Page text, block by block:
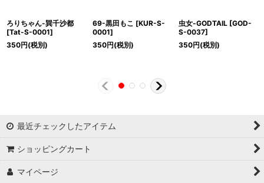
ろりちゃん-巽千沙都
[Tat-S-0001]
350円(税別)
69-黒田もこ [KUR-S-
0001]
350円(税別)
虫女-GODTAIL [GOD-
S-0037]
350円(税別)
最近チェックしたアイテム
ショッピングカート
マイページ